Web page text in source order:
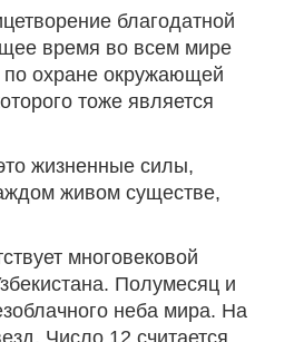
благодатной
время во всем мире
охране окружающей
тоже является
жизненные силы,
живом существе,
многовековой
Полумесяц и
неба мира. На
Число 12 считается